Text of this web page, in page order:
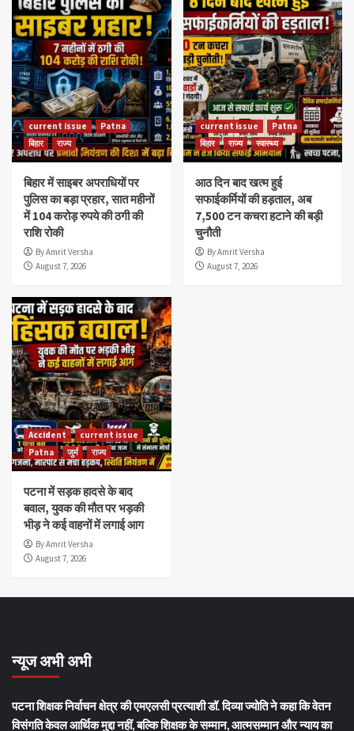
current issue
Patna
बिहार
राज्य
बिहार में साइबर अपराधियों पर
पुलिस का बड़ा प्रहार, सात महीनों
में 104 करोड़ रुपये की ठगी की
राशि रोकी
By Amrit Versha
August 7, 2026
current issue
Patna
बिहार
राज्य स्वास्थ्य
आठ दिन बाद खत्म हुई
सफाईकर्मियों की हड़ताल, अब
7,500 टन कचरा हटाने की बड़ी
चुनौती
By Amrit Versha
August 7, 2026
Accident
current issue
Patna
जुर्म राज्य
पटना में सड़क हादसे के बाद
बवाल, युवक की मौत पर भड़की
भीड़ ने कई वाहनों में लगाई आग
By Amrit Versha
August 7, 2026
न्यूज अभी अभी
पटना शिक्षक निर्वाचन क्षेत्र की एमएलसी प्रत्याशी डॉ. दिव्या ज्योति ने कहा कि वेतन
विसंगति केवल आर्थिक मुद्दा नहीं, बल्कि शिक्षक के सम्मान, आत्मसम्मान और न्याय का